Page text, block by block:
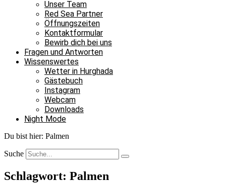
Unser Team
Red Sea Partner
Öffnungszeiten
Kontaktformular
Bewirb dich bei uns
Fragen und Antworten
Wissenswertes
Wetter in Hurghada
Gästebuch
Instagram
Webcam
Downloads
Night Mode
Du bist hier: Palmen
Suche
Schlagwort: Palmen